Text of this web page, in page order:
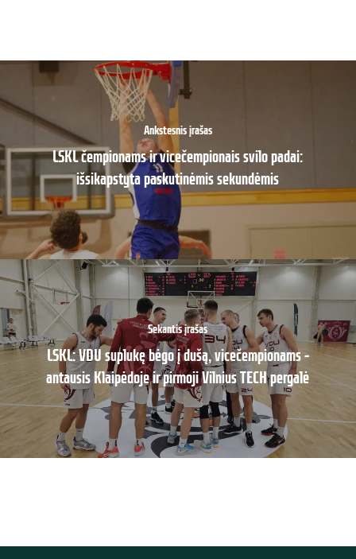
Ankstesnis įrašas
LSKL čempionams ir vicečempionais svilo padai:
išsikapstyta paskutinėmis sekundėmis
Sekantis įrašas
LSKL: VDU suplukę bėgo į dušą, vicečempionams –
antausis Klaipėdoje ir pirmoji Vilnius TECH pergalė